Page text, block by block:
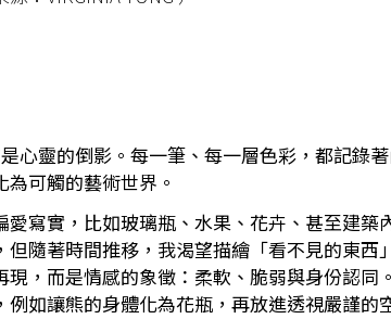
心靈的倒影。每一筆、每一層色彩，都記錄
可觸的藝術世界。
寫實，比如玻璃瓶、水果、花卉、甚至建築
隨著時間推移，我渴望描繪「看不見的東西
，而是情感的象徵：柔軟、脆弱與身份認同
如讓熊的身體化為花瓶，再放進透視嚴謹的